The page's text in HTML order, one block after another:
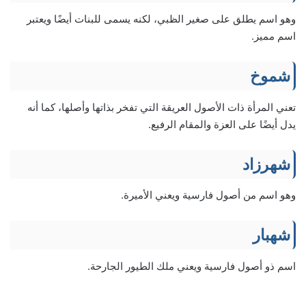
وهو اسم يطلق على صغير الظبي، لكنه يسمى للبنات أيضًا ويعتبر
اسم مميز.
شموخ
تعني المرأة ذات الأصول العريقة التي تفخر بذاتها وأصلها، كما أنه
يدل أيضًا على العزة والمقام الرفيع.
شهرزاد
وهو اسم من أصول فارسية ويعني الأميرة.
شهبار
اسم ذو أصول فارسية ويعني ملك الطيور الجارحة.